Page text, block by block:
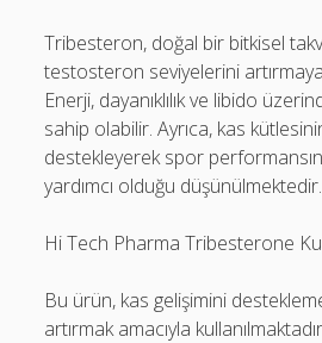
Tribesteron, doğal bir bitkisel
testosteron seviyelerini artırmaya
Enerji, dayanıklılık ve libido
sahip olabilir. Ayrıca, kas kütlesinin
destekleyerek spor
yardımcı olduğu düşünülmektedir.
Hi Tech Pharma Tribesterone
Bu ürün, kas gelişimini
artırmak amacıyla